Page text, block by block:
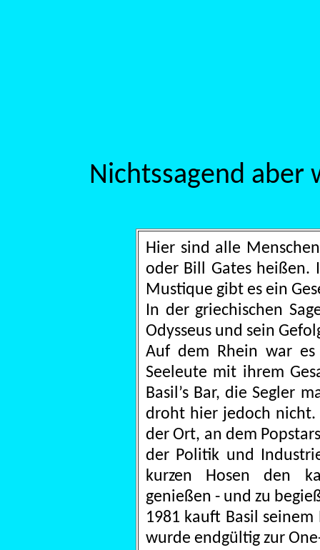
Nichtssagend
Hier sind alle
oder Bill Gates heißen.
Mustique gibt es ein
In der griechischen
Odysseus und sein
Auf dem Rhein war
Seeleute mit ihrem
Basil’s Bar, die Segler
droht hier jedoch nicht.
der Ort, an dem
der Politik und
kurzen Hosen den
genießen - und zu
1981 kauft Basil seinem
wurde endgültig zur